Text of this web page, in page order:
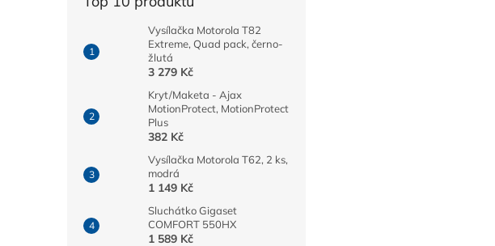
Vysílačka Motorola T82
Extreme, Quad pack, černo-
žlutá
3 279 Kč
Kryt/Maketa - Ajax
MotionProtect, MotionProtect
Plus
382 Kč
Vysílačka Motorola T62, 2 ks,
modrá
1 149 Kč
Sluchátko Gigaset
COMFORT 550HX
1 589 Kč